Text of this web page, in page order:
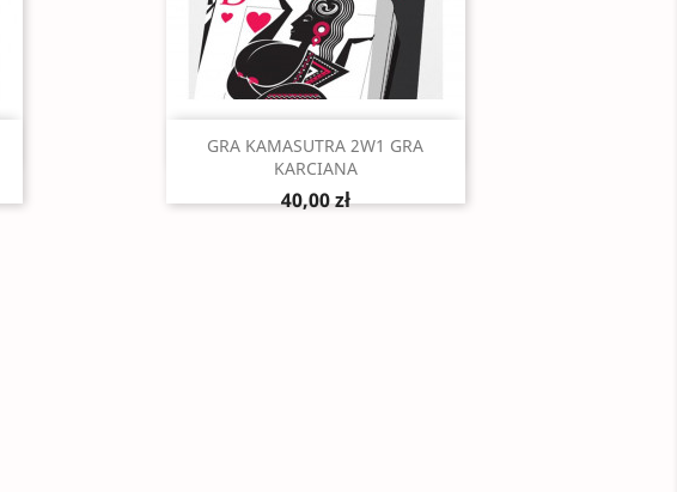
Szybki podgląd
GRA KAMASUTRA 2W1 GRA
KARCIANA
40,00 zł